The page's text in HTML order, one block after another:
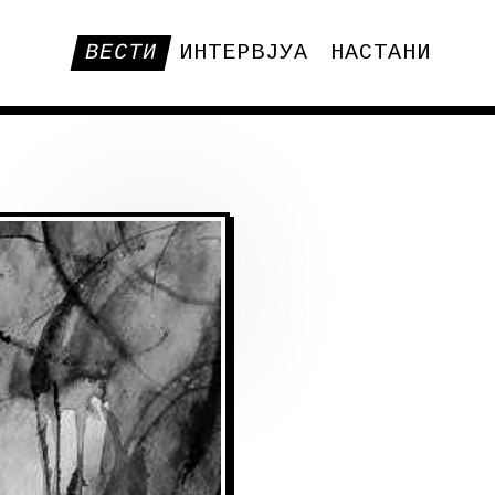
ВЕСТИ ИНТЕРВЈУА НАСТАНИ